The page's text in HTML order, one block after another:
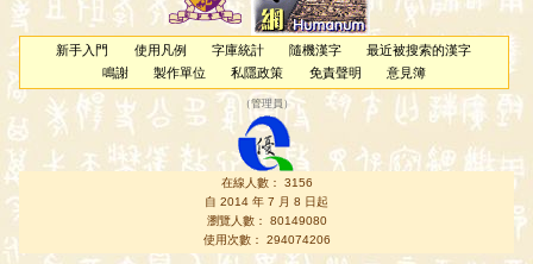
新手入門 使用凡例 字庫統計 隨機漢字
最近被搜索的漢字
鳴謝
製作單位 私隱政策 免責聲明 意見簿
（管理員 ）
在線人數： 3156
自 2014 年 7 月 8 日起
瀏覽人數： 80149080
使用次數： 294074206